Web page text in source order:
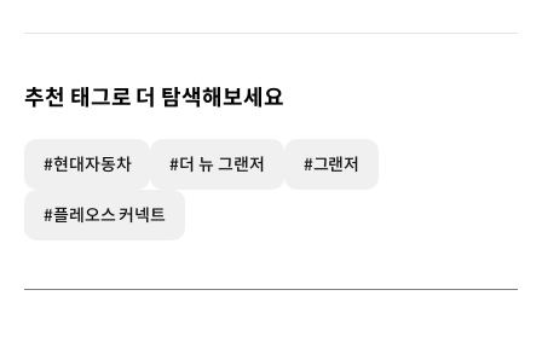
추천 태그로 더 탐색해보세요
#현대자동차 #더 뉴 그랜저 #그랜저
#플레오스 커넥트